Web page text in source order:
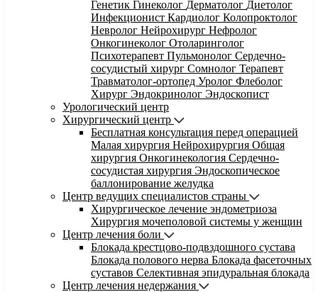
Генетик Гинеколог Дерматолог Диетолог
Инфекционист Кардиолог Колопроктолог
Невролог Нейрохирург Нефролог
Онкогинеколог Отоларинголог
Психотерапевт Пульмонолог Сердечно-
сосудистый хирург Сомнолог Терапевт
Травматолог-ортопед Уролог Флеболог
Хирург Эндокринолог Эндоскопист
Урологический центр
Хирургический центр
Бесплатная консультация перед операцией
Малая хирургия Нейрохирургия Общая
хирургия Онкогинекология Сердечно-
сосудистая хирургия Эндоскопическое
баллонирование желудка
Центр ведущих специалистов страны
Хирургическое лечение эндометриоза
Хирургия мочеполовой системы у женщин
Центр лечения боли
Блокада крестцово-подвздошного сустава
Блокада полового нерва Блокада фасеточных
суставов Селективная эпидуральная блокада
Центр лечения недержания